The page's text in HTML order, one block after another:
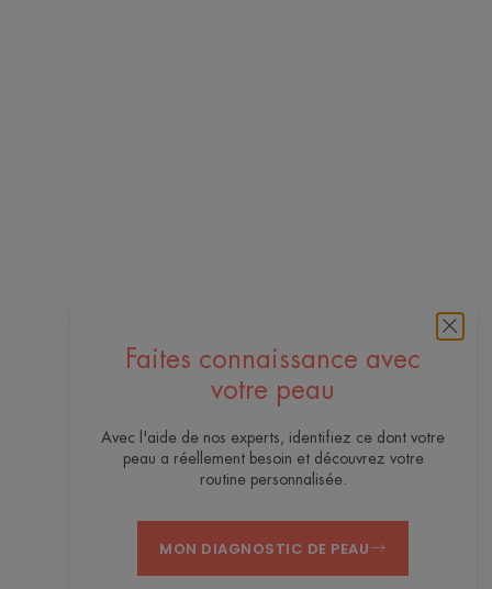
Faites connaissance avec
votre peau
Avec l'aide de nos experts, identifiez ce dont votre
peau a réellement besoin et découvrez votre
routine personnalisée.
MON DIAGNOSTIC DE PEAU